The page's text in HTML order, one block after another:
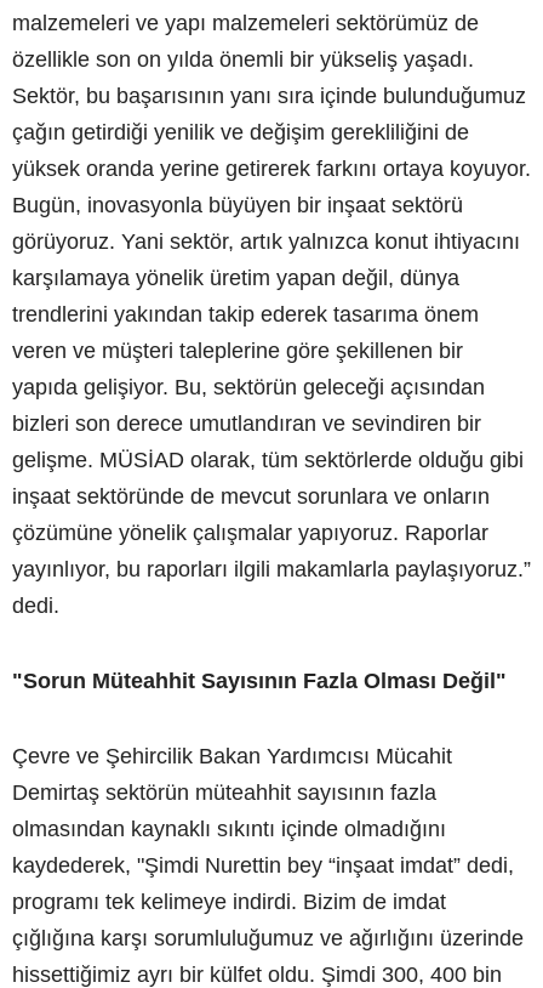
malzemeleri ve yapı malzemeleri sektörümüz de
özellikle son on yılda önemli bir yükseliş yaşadı.
Sektör, bu başarısının yanı sıra içinde bulunduğumuz
çağın getirdiği yenilik ve değişim gerekliliğini de
yüksek oranda yerine getirerek farkını ortaya koyuyor.
Bugün, inovasyonla büyüyen bir inşaat sektörü
görüyoruz. Yani sektör, artık yalnızca konut ihtiyacını
karşılamaya yönelik üretim yapan değil, dünya
trendlerini yakından takip ederek tasarıma önem
veren ve müşteri taleplerine göre şekillenen bir
yapıda gelişiyor. Bu, sektörün geleceği açısından
bizleri son derece umutlandıran ve sevindiren bir
gelişme. MÜSİAD olarak, tüm sektörlerde olduğu gibi
inşaat sektöründe de mevcut sorunlara ve onların
çözümüne yönelik çalışmalar yapıyoruz. Raporlar
yayınlıyor, bu raporları ilgili makamlarla paylaşıyoruz.”
dedi.
"Sorun Müteahhit Sayısının Fazla Olması Değil"
Çevre ve Şehircilik Bakan Yardımcısı Mücahit
Demirtaş sektörün müteahhit sayısının fazla
olmasından kaynaklı sıkıntı içinde olmadığını
kaydederek, "Şimdi Nurettin bey “inşaat imdat” dedi,
programı tek kelimeye indirdi. Bizim de imdat
çığlığına karşı sorumluluğumuz ve ağırlığını üzerinde
hissettiğimiz ayrı bir külfet oldu. Şimdi 300, 400 bin